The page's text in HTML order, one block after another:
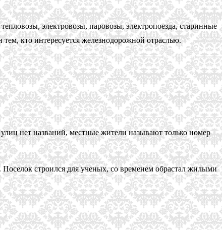
электровозы, паровозы, электропоезда, старинные
кто интересуется железнодорожной отраслью.
нет названий, местные жители называют только номер
строился для ученых, со временем обрастал жилыми